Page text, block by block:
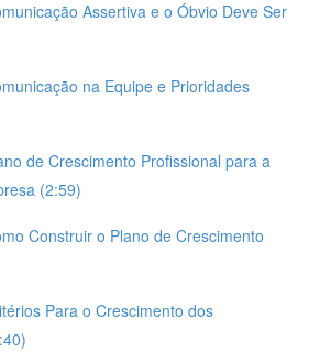
Assertiva e o Óbvio Deve Ser
na Equipe e Prioridades
de Crescimento Profissional para a
(2:59)
Construir o Plano de Crescimento
Para o Crescimento dos